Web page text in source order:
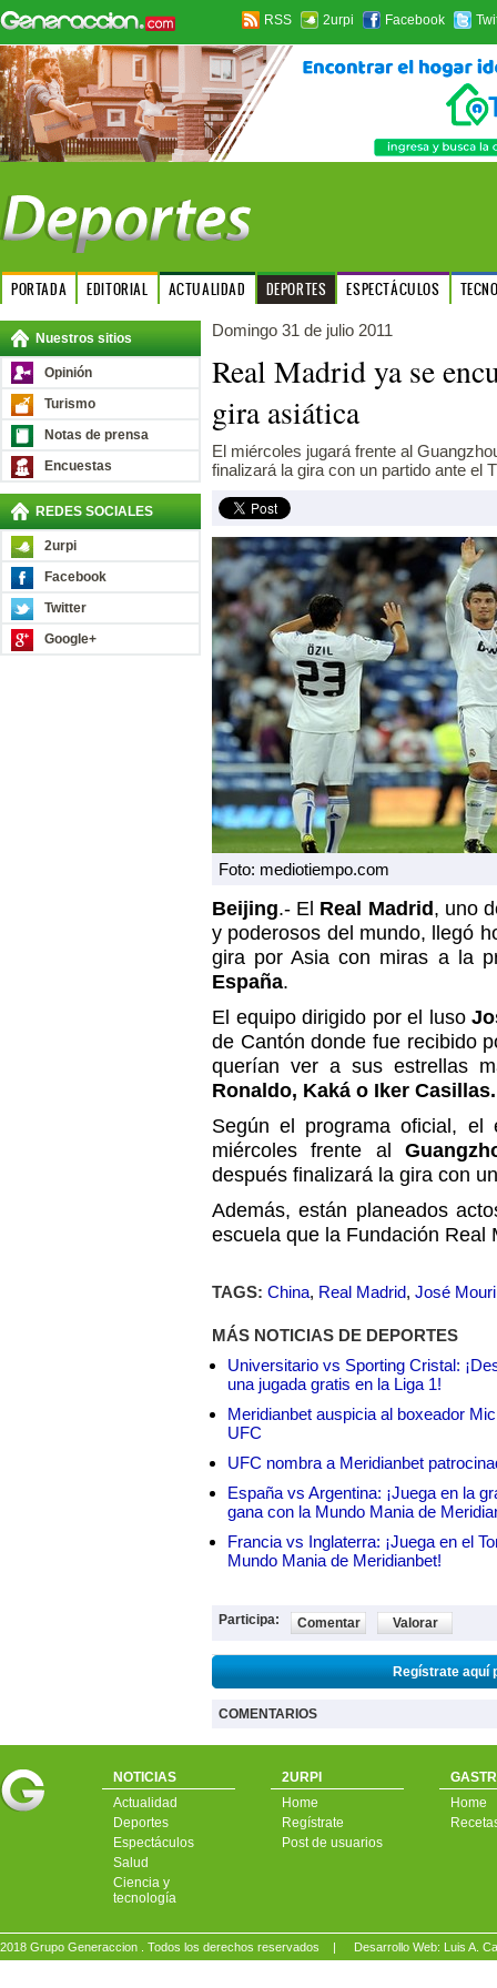
RSS 2urpi Facebook
PORTADA EDITORIAL ACTUALIDAD DEPORTES ESPECTÁCULOS
Nuestros sitios
Opinión
Turismo
Notas de prensa
Encuestas
REDES SOCIALES
2urpi
Facebook
Twitter
Google+
Domingo 31 de julio 2011
Real Madrid ya se
gira asiática
El miércoles jugará frente al
finalizará la gira con un partido ante el
Foto: mediotiempo.com
Beijing.- El Real Madrid , uno
y poderosos del mundo, llegó
gira por Asia con miras a la
España.
El equipo dirigido por el luso
de Cantón donde fue recibido
querían ver a sus estrellas
Ronaldo, Kaká o Iker Casillas.
Según el programa oficial, el
miércoles frente al
después finalizará la gira con
Además, están planeados
escuela que la Fundación Real
TAGS: China, Real Madrid, José
MÁS NOTICIAS DE DEPORTES
Universitario vs Sporting Cristal:
una jugada gratis en la Liga 1!
Meridianbet auspicia al boxeador
UFC
UFC nombra a Meridianbet
España vs Argentina: ¡Juega en la
gana con la Mundo Mania de
Francia vs Inglaterra: ¡Juega en el
Mundo Mania de Meridianbet!
Participa: Comentar Valorar
Regístrate aquí
COMENTARIOS
NOTICIAS
Actualidad
Deportes
Espectáculos
Salud
Ciencia y
tecnología
2URPI
Home
Regístrate
Post de usuarios
Home
2018 Grupo Generaccion . Todos los derechos reservados | Desarrollo Web: Luis